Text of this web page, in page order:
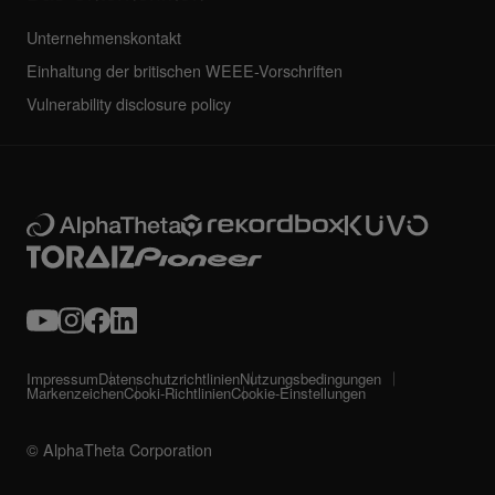
Unternehmenskontakt
Einhaltung der britischen WEEE-Vorschriften
Vulnerability disclosure policy
© AlphaTheta Corporation
ImpressumDatenschutzrichtlinienNutzungsbedingungen
MarkenzeichenCooki-RichtlinienCookie-Einstellungen